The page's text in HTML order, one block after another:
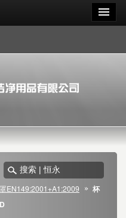
EN149:2001+A1:2009
杯